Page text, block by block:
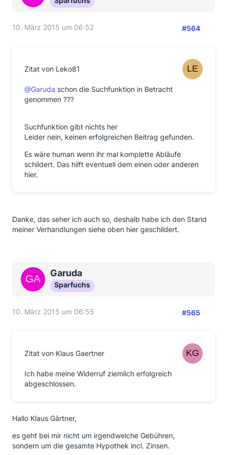
10. März 2015 um 06:52 #564
Zitat von Leko81
@Garuda schon die Suchfunktion in Betracht
genommen ???
Suchfunktion gibt nichts her
Leider nein, keinen erfolgreichen Beitrag gefunden.
Es wäre human wenn ihr mal komplette Abläufe
schildert. Das hilft eventuell dem einen oder anderen
hier.
Danke, das seher ich auch so, deshalb habe ich den Stand
meiner Verhandlungen siehe oben hier geschildert.
Garuda
Sparfuchs
10. März 2015 um 06:55 #565
Zitat von Klaus Gaertner
Ich habe meine Widerruf ziemlich erfolgreich
abgeschlossen.
Hallo Klaus Gärtner,
es geht bei mir nicht um irgendwelche Gebühren,
sondern um die gesamte Hypothek incl. Zinsen.